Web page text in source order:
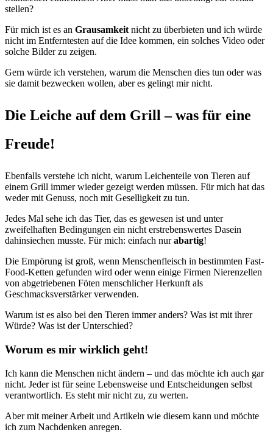
stellen?
Für mich ist es an Grausamkeitnicht zu überbieten und ich würde
nicht im Entferntesten auf die Idee kommen, ein solches Video oder
solche Bilder zu zeigen.
Gern würde ich verstehen, warum die Menschen dies tun oder was
sie damit bezwecken wollen, aber es gelingt mir nicht.
Die Leiche auf dem Grill – was für eine
Freude!
Ebenfalls verstehe ich nicht, warum Leichenteile von Tieren auf
einem Grill immer wieder gezeigt werden müssen. Für mich hat das
weder mit Genuss, noch mit Geselligkeit zu tun.
Jedes Mal sehe ich das Tier, das es gewesen ist und unter
zweifelhaften Bedingungen ein nicht erstrebenswertes Dasein
dahinsiechen musste. Für mich: einfach nurabartig!
Die Empörung ist groß, wenn Menschenfleisch in bestimmten Fast-
Food-Ketten gefunden wird oder wenn einige Firmen Nierenzellen
von abgetriebenen Föten menschlicher Herkunft als
Geschmacksverstärker verwenden.
Warum ist es also bei den Tieren immer anders? Was ist mit ihrer
Würde? Was ist der Unterschied?
Worum es mir wirklich geht!
Ich kann die Menschen nicht ändern – und das möchte ich auch gar
nicht. Jeder ist für seine Lebensweise und Entscheidungen selbst
verantwortlich. Es steht mir nicht zu, zu werten.
Aber mit meiner Arbeit und Artikeln wie diesem kann und möchte
ich zum Nachdenken anregen.